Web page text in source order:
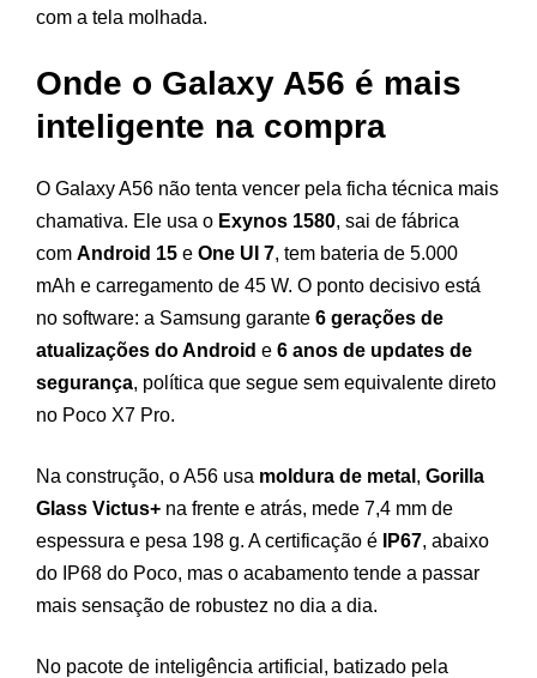
com a tela molhada.
Onde o Galaxy A56 é mais
inteligente na compra
O Galaxy A56 não tenta vencer pela ficha técnica mais
chamativa. Ele usa o Exynos 1580, sai de fábrica
com Android 15 e One UI 7, tem bateria de 5.000
mAh e carregamento de 45 W. O ponto decisivo está
no software: a Samsung garante 6 gerações de
atualizações do Android e 6 anos de updates de
segurança, política que segue sem equivalente direto
no Poco X7 Pro.
Na construção, o A56 usa moldura de metal , Gorilla
Glass Victus+ na frente e atrás, mede 7,4 mm de
espessura e pesa 198 g. A certificação é
IP67, abaixo
do IP68 do Poco, mas o acabamento tende a passar
mais sensação de robustez no dia a dia.
No pacote de inteligência artificial, batizado pela